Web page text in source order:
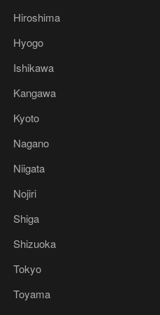
Hiroshima
Hyogo
Ishikawa
Kangawa
Kyoto
Nagano
Niigata
Nojiri
Shiga
Shizuoka
Tokyo
Toyama